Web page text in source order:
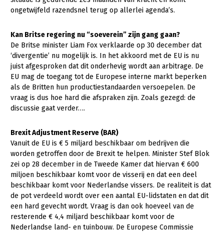
ongetwijfeld razendsnel terug op allerlei agenda’s.
Kan Britse regering nu “soeverein” zijn gang gaan?
De Britse minister Liam Fox verklaarde op 30 december dat
‘divergentie’ nu mogelijk is. In het akkoord met de EU is nu
juist afgesproken dat dit onderhevig wordt aan arbitrage. De
EU mag de toegang tot de Europese interne markt beperken
als de Britten hun productiestandaarden versoepelen. De
vraag is dus hoe hard die afspraken zijn. Zoals gezegd: de
discussie gaat verder….
Brexit Adjustment Reserve (BAR)
Vanuit de EU is € 5 miljard beschikbaar om bedrijven die
worden getroffen door de Brexit te helpen. Minister Stef Blok
zei op 28 december in de Tweede Kamer dat hiervan € 600
miljoen beschikbaar komt voor de visserij en dat een deel
beschikbaar komt voor Nederlandse vissers. De realiteit is dat
de pot verdeeld wordt over een aantal EU-lidstaten en dat dit
een hard gevecht wordt. Vraag is dan ook hoeveel van de
resterende € 4,4 miljard beschikbaar komt voor de
Nederlandse land- en tuinbouw. De Europese Commissie